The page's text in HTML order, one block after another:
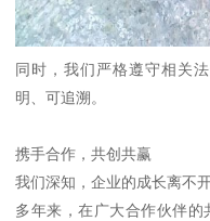
同时，我们严格遵守相关
明、可追溯。
携手合作，共创共赢
我们深知，企业的成长离不
多年来，在广大合作伙伴的